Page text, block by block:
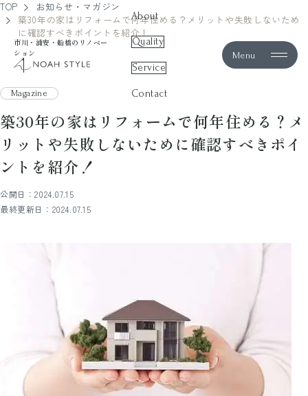
市川・浦安・船橋のリノベー
ション
noah style
About
Quality
Service
Contact
Menu
TOP
お知らせ・マガジン
築30年の家はリフォームで何年住める？メリットや失敗しないため
に確認すべきポイントを紹介！
Magazine
築30年の家はリフォームで何年住める？メ
リットや失敗しないために確認すべきポイ
ントを紹介！
公開日：2024.07.15
最終更新日：2024.07.15